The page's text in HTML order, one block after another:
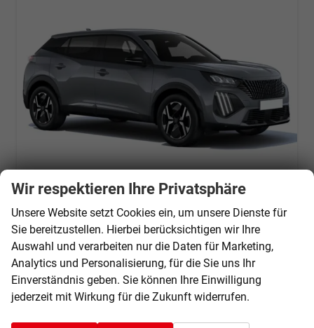
Peugeot 2008
Allure Turbo100 Android Auto*SHZ*360°*Totwinkel*Klimaauto
unverbindliche Lieferzeit:30.09.2026 Fahrzeug mit Tageszulassung
Fahrzeugnr. 70868 Getriebe Schaltgetriebe
Kraftstoff Benzin Außenfarbe Selenium Grau Metallic
Leistung 74 kW (101 PS) Kilometerstand 25 km
Wir respektieren Ihre Privatsphäre
Unsere Website setzt Cookies ein, um unsere Dienste für
Sie bereitzustellen. Hierbei berücksichtigen wir Ihre
Auswahl und verarbeiten nur die Daten für Marketing,
Analytics und Personalisierung, für die Sie uns Ihr
Einverständnis geben. Sie können Ihre Einwilligung
jederzeit mit Wirkung für die Zukunft widerrufen.